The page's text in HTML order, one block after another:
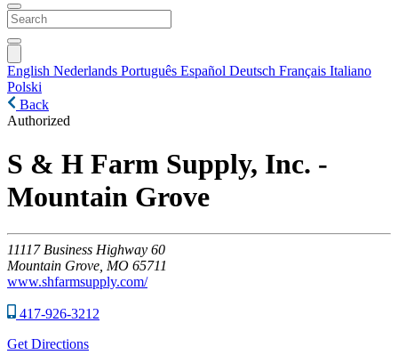
English Nederlands Português Español Deutsch Français Italiano
Polski
Back
Authorized
S & H Farm Supply, Inc. -
Mountain Grove
11117 Business Highway 60
Mountain Grove, MO 65711
www.shfarmsupply.com/
417-926-3212
Get Directions